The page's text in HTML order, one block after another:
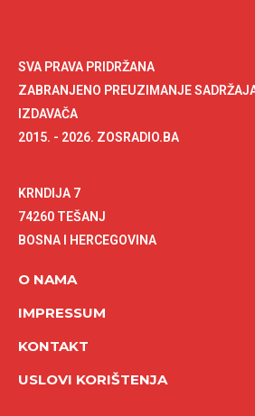
SVA PRAVA PRIDRŽANA
ZABRANJENO PREUZIMANJE
IZDAVAČA
2015. - 2026. ZOSRADIO.BA
KRNDIJA 7
74260 TEŠANJ
BOSNA I HERCEGOVINA
O NAMA
IMPRESSUM
KONTAKT
USLOVI KORIŠTENJA